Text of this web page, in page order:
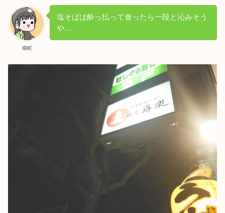
猫町
塩そばは酔っ払って食ったら一段と沁みそう
や…